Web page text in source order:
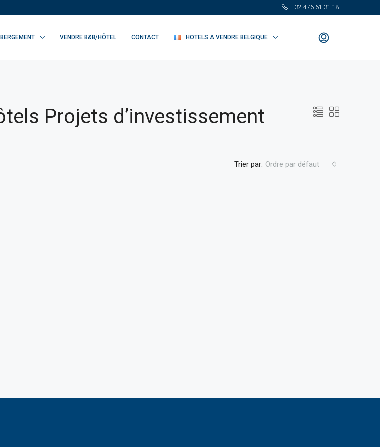
+32 476 61 31 18
VENDRE B&B/HÔTEL CONTACT HOTELS A VENDRE BELGIQUE
Projets d’investissement
Trier par: Ordre par défaut